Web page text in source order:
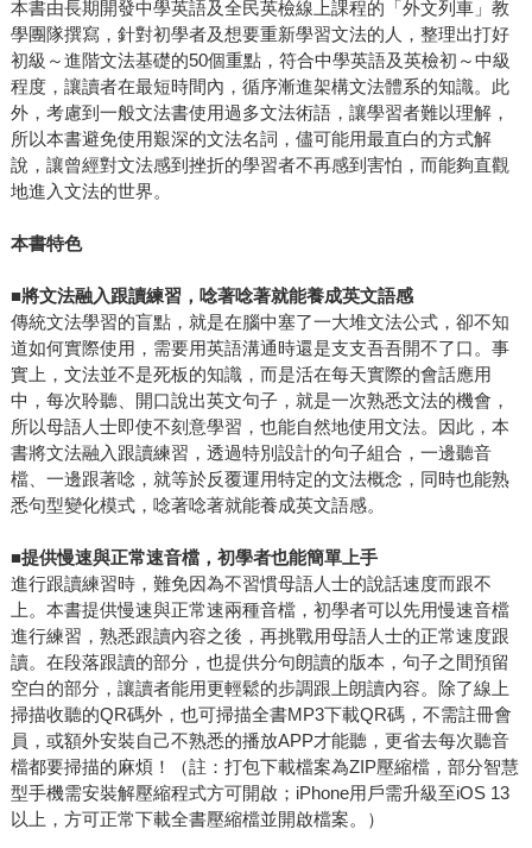
本書由長期開發中學英語及全民英檢線上課程的「外文列車」教
學團隊撰寫，針對初學者及想要重新學習文法的人，整理出打好
初級～進階文法基礎的50個重點，符合中學英語及英檢初～中級
程度，讓讀者在最短時間內，循序漸進架構文法體系的知識。此
外，考慮到一般文法書使用過多文法術語，讓學習者難以理解，
所以本書避免使用艱深的文法名詞，儘可能用最直白的方式解
說，讓曾經對文法感到挫折的學習者不再感到害怕，而能夠直觀
地進入文法的世界。
本書特色
■將文法融入跟讀練習，唸著唸著就能養成英文語感
傳統文法學習的盲點，就是在腦中塞了一大堆文法公式，卻不知
道如何實際使用，需要用英語溝通時還是支支吾吾開不了口。事
實上，文法並不是死板的知識，而是活在每天實際的會話應用
中，每次聆聽、開口說出英文句子，就是一次熟悉文法的機會，
所以母語人士即使不刻意學習，也能自然地使用文法。因此，本
書將文法融入跟讀練習，透過特別設計的句子組合，一邊聽音
檔、一邊跟著唸，就等於反覆運用特定的文法概念，同時也能熟
悉句型變化模式，唸著唸著就能養成英文語感。
■提供慢速與正常速音檔，初學者也能簡單上手
進行跟讀練習時，難免因為不習慣母語人士的說話速度而跟不
上。本書提供慢速與正常速兩種音檔，初學者可以先用慢速音檔
進行練習，熟悉跟讀內容之後，再挑戰用母語人士的正常速度跟
讀。在段落跟讀的部分，也提供分句朗讀的版本，句子之間預留
空白的部分，讓讀者能用更輕鬆的步調跟上朗讀內容。除了線上
掃描收聽的QR碼外，也可掃描全書MP3下載QR碼，不需註冊會
員，或額外安裝自己不熟悉的播放APP才能聽，更省去每次聽音
檔都要掃描的麻煩！（註：打包下載檔案為ZIP壓縮檔，部分智慧
型手機需安裝解壓縮程式方可開啟；iPhone用戶需升級至iOS 13
以上，方可正常下載全書壓縮檔並開啟檔案。）